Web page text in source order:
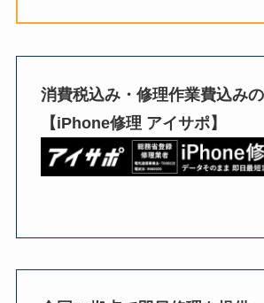
消費税込み・修理作業費込み
【iPhone修理 アイサポ】